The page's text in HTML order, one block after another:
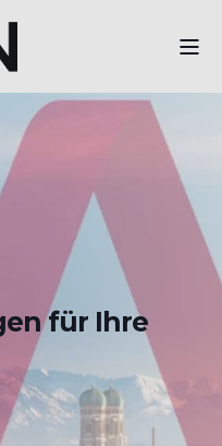
für Ihre